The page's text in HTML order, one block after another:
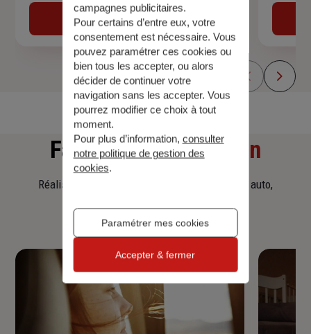
Découvrir
Faitesune simulation
Réalisez une simulation tarifaire d'assurance, auto,
campagnes publicitaires.
Pour certains d’entre eux, votre
consentement est nécessaire. Vous
pouvez paramétrer ces cookies ou
bien tous les accepter, ou alors
décider de continuer votre
navigation sans les accepter. Vous
pourrez modifier ce choix à tout
moment.
Pour plus d’information, consulter
notre politique de gestion des
cookies.
Paramétrer mes cookies
Accepter & fermer